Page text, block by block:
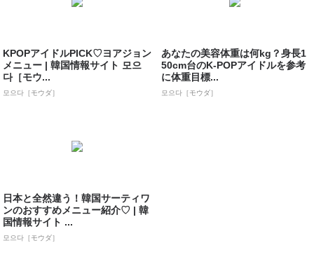
KPOPアイドルPICK♡ヨアジョン
メニュー | 韓国情報サイト 모으
다［モウ...
모으다［モウダ］
あなたの美容体重は何kg？身長1
50cm台のK-POPアイドルを参考
に体重目標...
모으다［モウダ］
日本と全然違う！韓国サーティワ
ンのおすすめメニュー紹介♡ | 韓
国情報サイト ...
모으다［モウダ］